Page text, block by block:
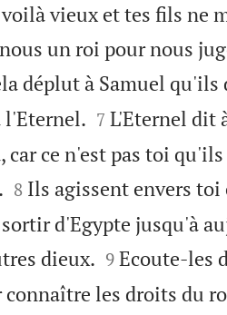
voilà vieux et tes fils ne
un roi pour nous
déplut à Samuel
l'Eternel.
7 L'Eternel dit
car ce n'est pas toi

8 Ils agissent envers
d'Egypte jusqu'à
dieux.
9 Ecoute-les
les droits du